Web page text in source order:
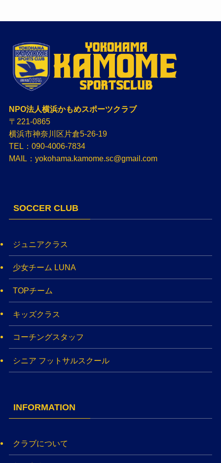
NPO法人横浜かもめスポーツクラブ
〒221-0865
横浜市神奈川区片倉5-26-19
TEL：090-4006-7834
MAIL：yokohama.kamome.sc@gmail.com
SOCCER CLUB
ジュニアクラス
少女チーム LUNA
TOPチーム
キッズクラス
コーチングスタッフ
シニア フットサルスクール
INFORMATION
クラブについて